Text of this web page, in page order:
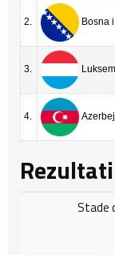
2. Bosna
3.
4.
Stade